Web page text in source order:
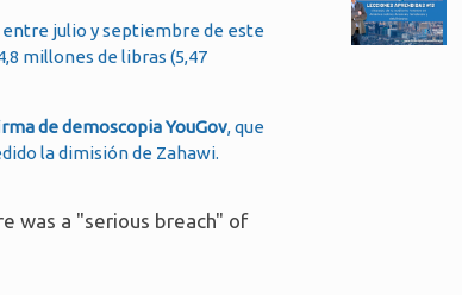
entre julio y septiembre de este
millones de libras (5,47
de demoscopia YouGov, que
la dimisión de Zahawi.
was a "serious breach" of